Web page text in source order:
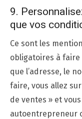
9.
que vos
Ce sont les
obligatoires à
que l’adresse, le
faire, vous allez
de ventes » et
autoentrepreneur